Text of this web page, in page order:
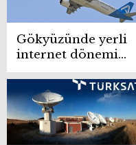
Gökyüzünde yerli
internet dönemi
başlıyor